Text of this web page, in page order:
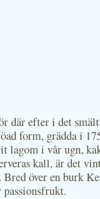
där efter i det
form, grädda i
lagom i vår ugn,
kall, är det
Bred över en burk